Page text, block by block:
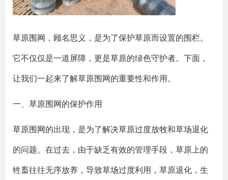
草原围网，顾名思义，是为了保护草原而设置的围栏。
它不仅仅是一道屏障，更是草原的绿色守护者。下面，
让我们一起来了解草原围网的重要性和作用。
一、草原围网的保护作用
草原围网的出现，是为了解决草原过度放牧和草场退化
的问题。在过去，由于缺乏有效的管理手段，草原上的
牲畜往往无序放养，导致草场过度利用，草原退化，生